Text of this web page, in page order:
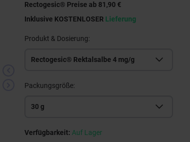
Rectogesic® Preise ab 81,90 €
Inklusive KOSTENLOSER Lieferung
Produkt & Dosierung:
Rectogesic® Rektalsalbe 4 mg/g
Packungsgröße:
30 g
Verfügbarkeit:Auf Lager